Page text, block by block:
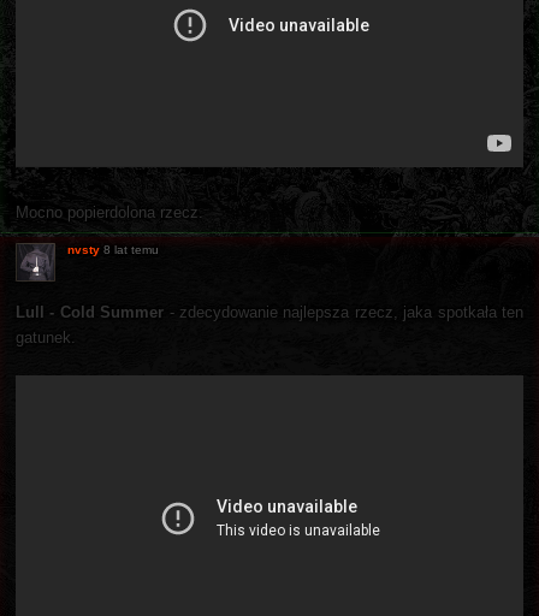
Mocno popierdolona rzecz.
nvsty 8 lat temu
Lull - Cold Summer - zdecydowanie najlepsza rzecz, jaka spotkała ten
gatunek.